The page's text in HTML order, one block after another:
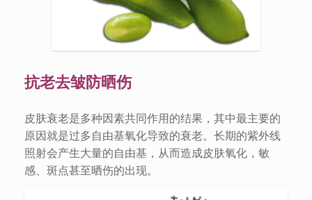
抗老去皱防晒伤
皮肤衰老是多种因素共同作用的结果，其中最主要的
原因就是过多自由基氧化导致的衰老。长期的紫外线
照射会产生大量的自由基，从而造成皮肤氧化，敏
感、斑点甚至晒伤的出现。